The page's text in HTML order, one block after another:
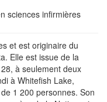
sciences infirmières
et est originaire du
Elle est issue de la
à seulement deux
à Whitefish Lake,
1 200 personnes. Son